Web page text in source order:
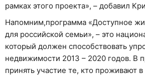
рамках этого проекта», – добавил
Напомним,программа «Доступное
для российской семьи», – это
который должен способствовать
недвижимости 2013 – 2020 годов. В
принять участие те, кто проживают